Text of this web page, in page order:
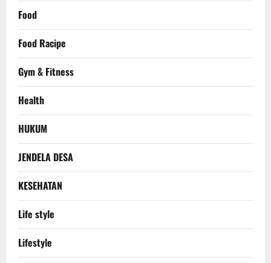
Food
Food Racipe
Gym & Fitness
Health
HUKUM
JENDELA DESA
KESEHATAN
Life style
Lifestyle